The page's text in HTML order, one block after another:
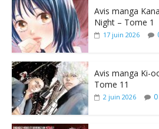
Avis manga
Night – Tome 1
17 juin 2026
Avis manga Ki-
Tome 11
2 juin 2026 0